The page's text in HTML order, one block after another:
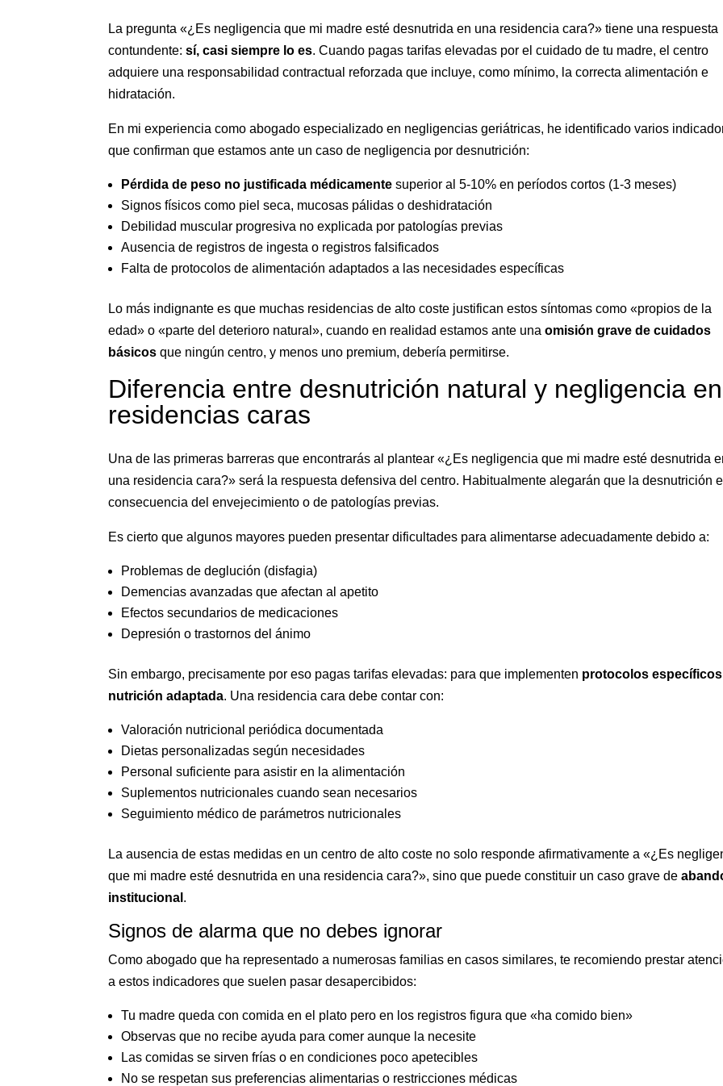
La pregunta «¿Es negligencia que mi madre esté desnutrida en una residencia cara?» tiene una respuesta
contundente:sí, casi siempre lo es. Cuando pagas tarifas elevadas por el cuidado de tu madre, el centro
adquiere una responsabilidad contractual reforzada que incluye, como mínimo, la correcta alimentación e
hidratación.
En mi experiencia como abogado especializado en negligencias geriátricas, he identificado varios
que confirman que estamos ante un caso de negligencia por desnutrición:
Pérdida de peso no justificada médicamente superior al 5-10% en períodos cortos (1-3 meses)
Signos físicos como piel seca, mucosas pálidas o deshidratación
Debilidad muscular progresiva no explicada por patologías previas
Ausencia de registros de ingesta o registros falsificados
Falta de protocolos de alimentación adaptados a las necesidades específicas
Lo más indignante es que muchas residencias de alto coste justifican estos síntomas como «propios de la
edad» o «parte del deterioro natural», cuando en realidad estamos ante unaomisión grave de cuidados
básicos que ningún centro, y menos uno premium, debería permitirse.
Diferencia entre desnutrición natural y negligencia en
residencias caras
Una de las primeras barreras que encontrarás al plantear «¿Es negligencia que mi madre esté desnutrida
una residencia cara?» será la respuesta defensiva del centro. Habitualmente alegarán que la desnutrición
consecuencia del envejecimiento o de patologías previas.
Es cierto que algunos mayores pueden presentar dificultades para alimentarse adecuadamente debido a:
Problemas de deglución (disfagia)
Demencias avanzadas que afectan al apetito
Efectos secundarios de medicaciones
Depresión o trastornos del ánimo
Sin embargo, precisamente por eso pagas tarifas elevadas: para que implementen protocolos
nutrición adaptada. Una residencia cara debe contar con:
Valoración nutricional periódica documentada
Dietas personalizadas según necesidades
Personal suficiente para asistir en la alimentación
Suplementos nutricionales cuando sean necesarios
Seguimiento médico de parámetros nutricionales
La ausencia de estas medidas en un centro de alto coste no solo responde afirmativamente a «¿Es
que mi madre esté desnutrida en una residencia cara?», sino que puede constituir un caso grave de
institucional .
Signos de alarma que no debes ignorar
Como abogado que ha representado a numerosas familias en casos similares, te recomiendo prestar
a estos indicadores que suelen pasar desapercibidos:
Tu madre queda con comida en el plato pero en los registros figura que «ha comido bien»
Observas que no recibe ayuda para comer aunque la necesite
Las comidas se sirven frías o en condiciones poco apetecibles
No se respetan sus preferencias alimentarias o restricciones médicas